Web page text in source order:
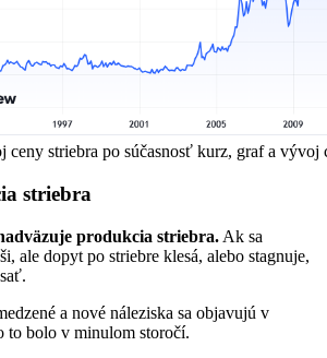
striebra po súčasnosť kurz, graf a vývoj
striebra
produkcia striebra. Ak sa
ale dopyt po striebre klesá, alebo stagnuje,
a nové náleziska sa objavujú v
to bolo v minulom storočí.